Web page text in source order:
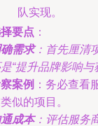
队实现。
要点 ：
需求：首先厘清
“提升品牌影响与
案例 ：务必查看
似的项目。
成本：评估服务